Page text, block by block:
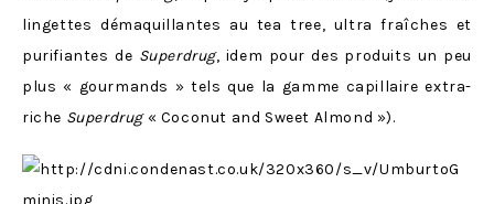
lingettes démaquillantes au tea tree, ultra fraîches et
purifiantes de Superdrug, idem pour des produits un peu
plus « gourmands » tels que la gamme capillaire extra-
riche Superdrug« Coconut and Sweet Almond »).